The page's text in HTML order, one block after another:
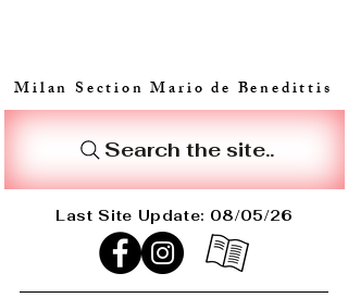
Milan Section Mario de Benedittis
Search the site..
Last Site Update: 08/05/26